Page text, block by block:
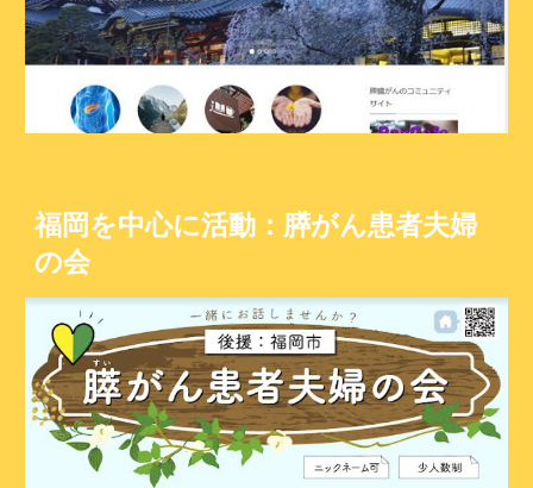
福岡を中心に活動：膵がん患者夫婦
の会